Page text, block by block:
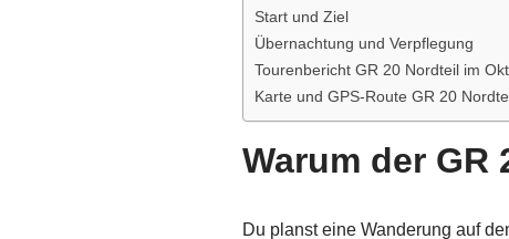
Start und Ziel
Übernachtung und Verpflegung
Tourenbericht GR 20 Nordteil im
Karte und GPS-Route GR 20
Warum der GR
Du planst eine Wanderung auf